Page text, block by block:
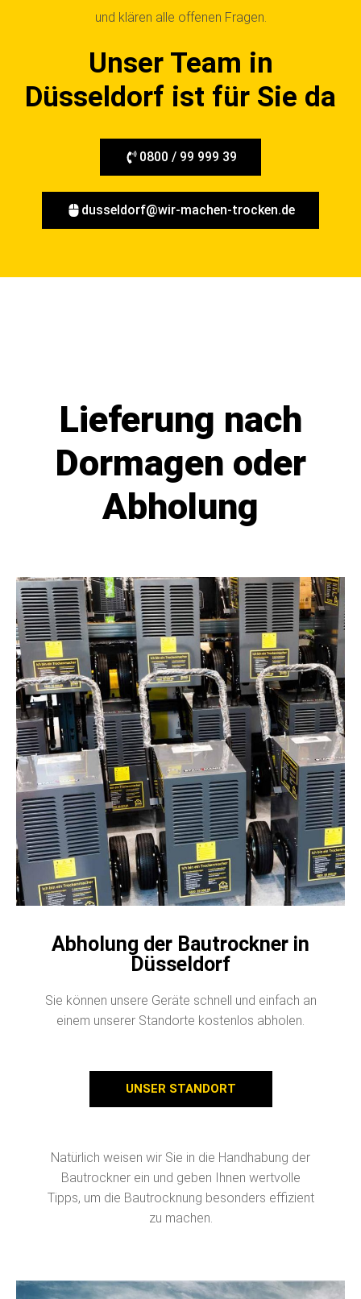
und klären alle offenen Fragen.
Unser Team in
Düsseldorf ist für Sie da
0800 / 99 999 39
dusseldorf@wir-machen-trocken.de
Lieferung nach
Dormagen oder
Abholung
Abholung der Bautrockner in
Düsseldorf
Sie können unsere Geräte schnell und einfach an
einem unserer Standorte kostenlos abholen.
UNSER STANDORT
Natürlich weisen wir Sie in die Handhabung der
Bautrockner ein und geben Ihnen wertvolle
Tipps, um die Bautrocknung besonders effizient
zu machen.